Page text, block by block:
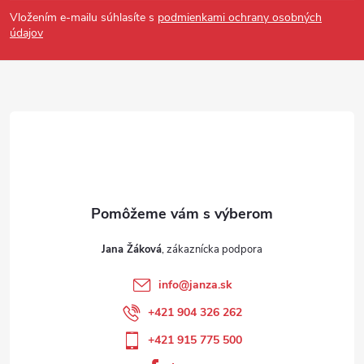
Vložením e-mailu súhlasíte s podmienkami ochrany osobných
údajov
Jana Žáková
info@janza.sk
+421 904 326 262
+421 915 775 500